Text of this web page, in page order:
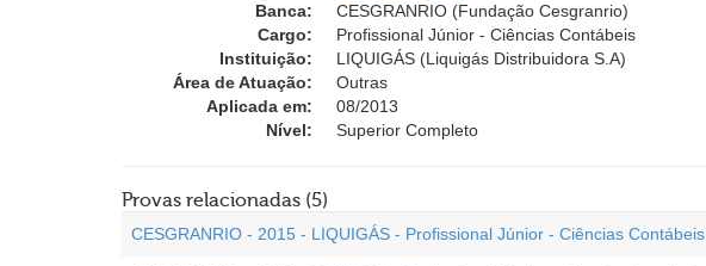
Banca:
CESGRANRIO (Fundação Cesgranrio)
Cargo:
Profissional Júnior - Ciências Contábeis
Instituição:
LIQUIGÁS (Liquigás Distribuidora S.A)
Área de Atuação:
Outras
Aplicada em:
08/2013
Nível:
Superior Completo
Provas relacionadas (5)
CESGRANRIO - 2015 - LIQUIGÁS - Profissional Júnior - Ciências Contábeis